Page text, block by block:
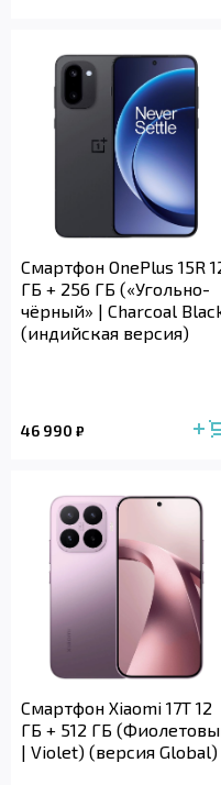
Смартфон OnePlus 15R
ГБ + 256 ГБ («Угольно-
чёрный» | Charcoal
(индийская версия)
46 990 ₽
Смартфон Xiaomi 17T 12
ГБ + 512 ГБ
| Violet) (версия Global)